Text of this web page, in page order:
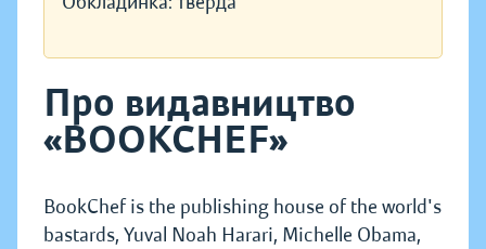
Про видавництво
«BOOKCHEF»
BookChef is the publishing house of the world's
bastards, Yuval Noah Harari, Michelle Obama,